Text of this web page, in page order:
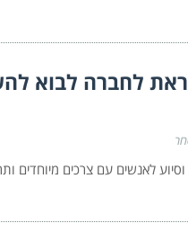
לחברה לבוא
לאנשים עם צרכים מיוחדים